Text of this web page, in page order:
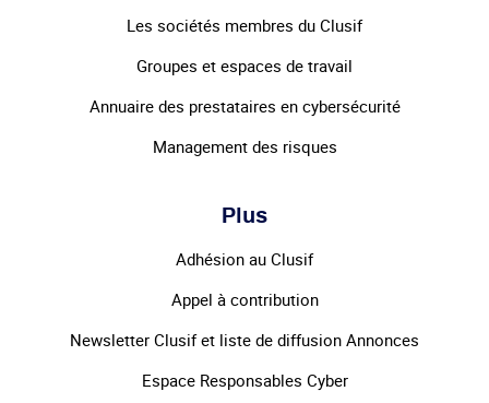
Les sociétés membres du Clusif
Groupes et espaces de travail
Annuaire des prestataires en cybersécurité
Management des risques
Plus
Adhésion au Clusif
Appel à contribution
Newsletter Clusif et liste de diffusion Annonces
Espace Responsables Cyber